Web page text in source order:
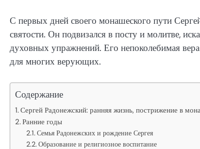
С первых дней своего монашеского пути
святости. Он подвизался в посту и молитве,
духовных упражнений. Его непоколебимая
для многих верующих.
Содержание
Сергей Радонежский: ранняя жизнь, пострижение в
Ранние годы
Семья Радонежских и рождение Сергея
Образование и религиозное воспитание